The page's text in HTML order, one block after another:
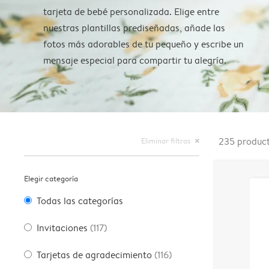
tarjeta de bebé personalizada. Elige entre
nuestras plantillas prediseñadas, añade las
fotos más adorables de tu pequeño y escribe un
mensaje especial para compartir tu alegría.
Eliminar filtros close
Elegir categoría
Todas las categorías
Invitaciones (117)
Tarjetas de agradecimiento (116)
235